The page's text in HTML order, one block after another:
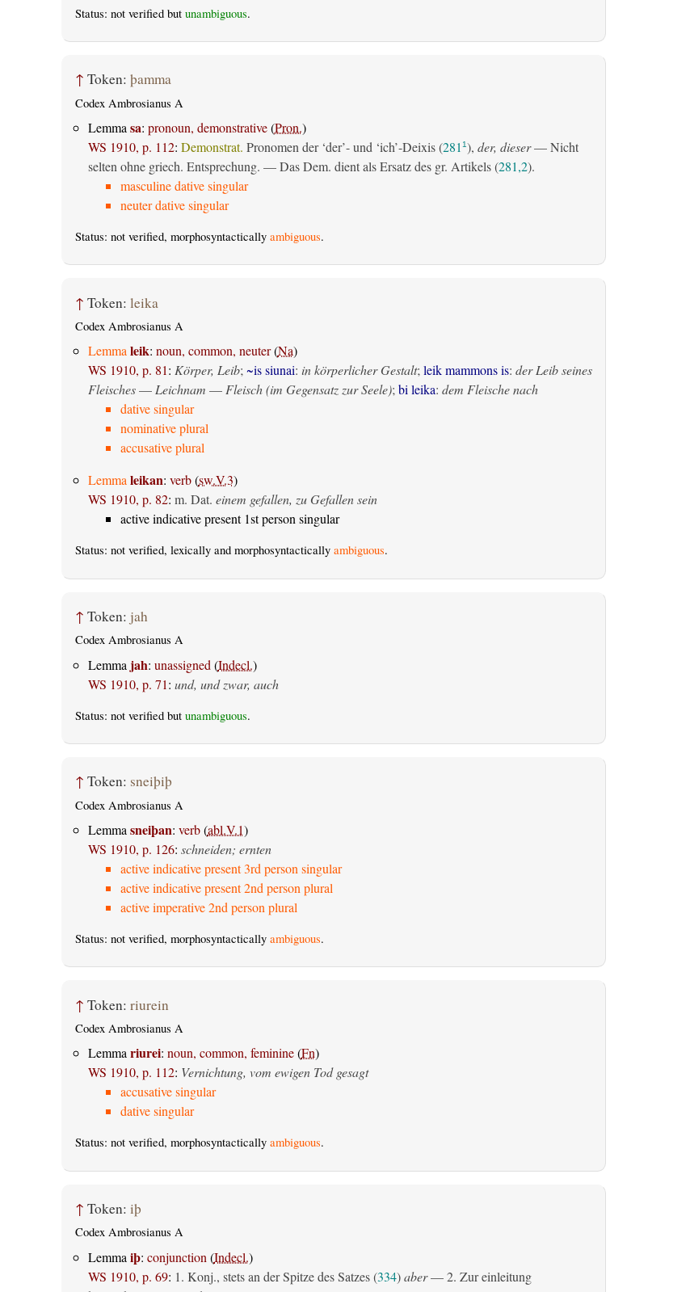
Status: not verified but unambiguous.
↑ Token: þamma
Codex Ambrosianus A
Lemma sa: pronoun, demonstrative(Pron.)
WS 1910, p. 112: Demonstrat. Pronomen der ‘der’- und ‘ich’-Deixis (281 1), der, dieser— Nicht
selten ohne griech. Entsprechung. — Das Dem. dient als Ersatz des gr. Artikels (281,2).
masculine dative singular
neuter dative singular
Status: not verified, morphosyntactically ambiguous.
↑ Token: leika
Codex Ambrosianus A
Lemma leik: noun, common, neuter(Na)
WS 1910, p. 81: Körper, Leib;~is siunai: in körperlicher Gestalt;leik mammons is: der Leib seines
Fleisches—Leichnam —Fleisch (im Gegensatz zur Seele);bi leika: dem Fleische nach
dative singular
nominative plural
accusative plural
Lemma leikan: verb(sw.V.3)
WS 1910, p. 82: m. Dat. einem gefallen, zu Gefallen sein
active indicative present 1st person singular
Status: not verified, lexically and morphosyntactically ambiguous.
↑ Token: jah
Codex Ambrosianus A
Lemma jah: unassigned (Indecl.)
WS 1910, p. 71: und, und zwar, auch
Status: not verified but unambiguous.
↑ Token: sneiþiþ
Codex Ambrosianus A
Lemma sneiþan: verb(abl.V.1)
WS 1910, p. 126: schneiden; ernten
active indicative present 3rd person singular
active indicative present 2nd person plural
active imperative 2nd person plural
Status: not verified, morphosyntactically ambiguous.
↑ Token: riurein
Codex Ambrosianus A
Lemmariurei: noun, common, feminine(Fn)
WS 1910, p. 112: Vernichtung, vom ewigen Tod gesagt
accusative singular
dative singular
Status: not verified, morphosyntactically ambiguous.
↑ Token: iþ
Codex Ambrosianus A
Lemma iþ: conjunction (Indecl.)
WS 1910, p. 69: 1. Konj., stets an der Spitze des Satzes (334)aber— 2. Zur einleitung